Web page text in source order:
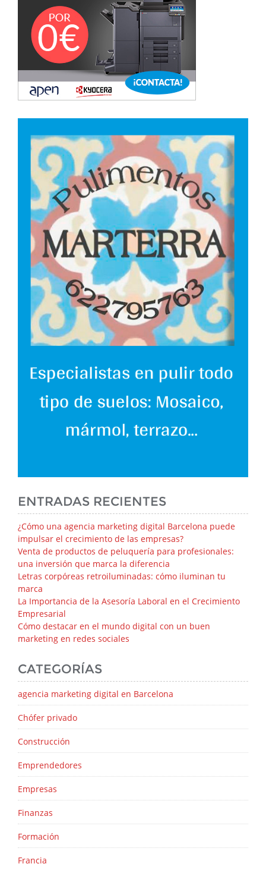
ENTRADAS RECIENTES
¿Cómo una agencia marketing digital Barcelona puede
impulsar el crecimiento de las empresas?
Venta de productos de peluquería para profesionales:
una inversión que marca la diferencia
Letras corpóreas retroiluminadas: cómo iluminan tu
marca
La Importancia de la Asesoría Laboral en el Crecimiento
Empresarial
Cómo destacar en el mundo digital con un buen
marketing en redes sociales
CATEGORÍAS
agencia marketing digital en Barcelona
Chófer privado
Construcción
Emprendedores
Empresas
Finanzas
Formación
Francia